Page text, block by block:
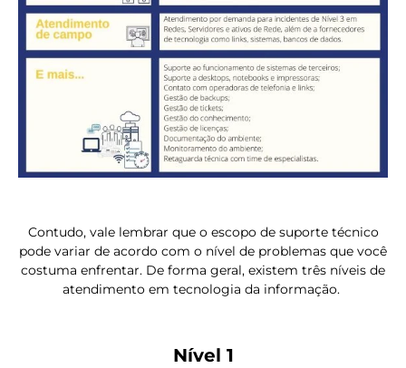
Contudo, vale lembrar que o escopo de suporte técnico
pode variar de acordo com o nível de problemas que você
costuma enfrentar. De forma geral, existem três níveis de
atendimento em tecnologia da informação.
Nível 1